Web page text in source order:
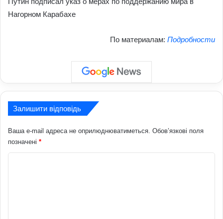
Нагорном Карабахе
По материалам: Подробности
Залишити відповідь
Ваша e-mail адреса не оприлюднюватиметься. Обов’язкові поля
позначені *